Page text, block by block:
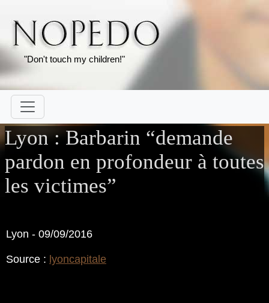
"Don't touch my children!"
Lyon : Barbarin “demande
pardon en profondeur à toutes
les victimes”
Lyon - 09/09/2016
Source : lyoncapitale